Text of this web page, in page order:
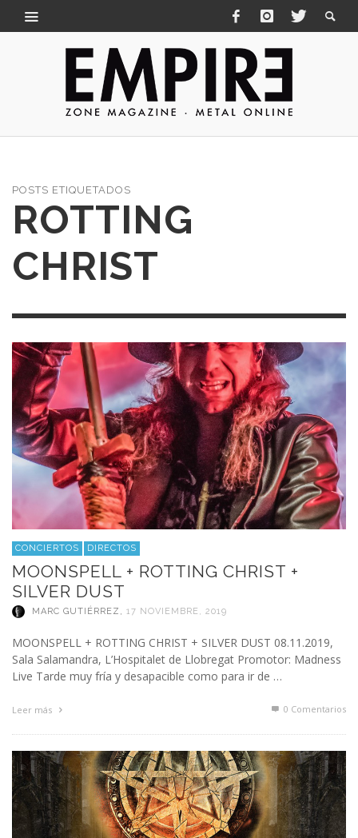
POSTS ETIQUETADOS
ROTTING
CHRIST
CONCIERTOS DIRECTOS
MOONSPELL + ROTTING CHRIST +
SILVER DUST
MARC GUTIÉRREZ , 17 NOVIEMBRE, 2019
MOONSPELL + ROTTING CHRIST + SILVER DUST 08.11.2019,
Sala Salamandra, L’Hospitalet de Llobregat Promotor: Madness
Live Tarde muy fría y desapacible como para ir de …
Leer más 0 Comentarios